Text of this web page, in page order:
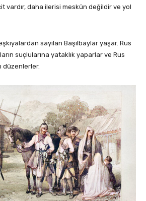
vardır, daha ilerisi meskûn değildir ve yol
sayılan Başılbaylar yaşar. Rus
suçlularına yataklık yaparlar ve Rus
düzenlerler.